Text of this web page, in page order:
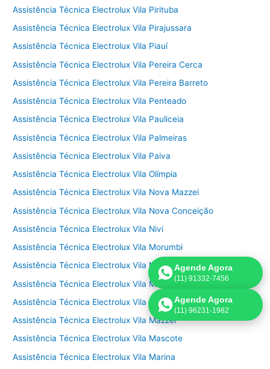
Assistência Técnica Electrolux Vila Pirituba
Assistência Técnica Electrolux Vila Pirajussara
Assistência Técnica Electrolux Vila Piauí
Assistência Técnica Electrolux Vila Pereira Cerca
Assistência Técnica Electrolux Vila Pereira Barreto
Assistência Técnica Electrolux Vila Penteado
Assistência Técnica Electrolux Vila Pauliceia
Assistência Técnica Electrolux Vila Palmeiras
Assistência Técnica Electrolux Vila Paiva
Assistência Técnica Electrolux Vila Olímpia
Assistência Técnica Electrolux Vila Nova Mazzei
Assistência Técnica Electrolux Vila Nova Conceição
Assistência Técnica Electrolux Vila Nivi
Assistência Técnica Electrolux Vila Morumbi
Assistência Técnica Electrolux Vila Morse
Assistência Técnica Electrolux Vila Monumento
Assistência Técnica Electrolux Vila Medeiros
Assistência Técnica Electrolux Vila Mazzei
Assistência Técnica Electrolux Vila Mascote
Assistência Técnica Electrolux Vila Marina
Agende Agora
(11) 91332-7456
Agende Agora
(11) 96231-1982